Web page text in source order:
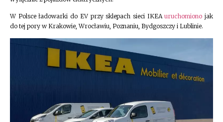
W Polsce ładowarki do EV przy sklepach sieci IKEAuruchomiono jak
do tej pory w Krakowie, Wrocławiu, Poznaniu, Bydgoszczy i Lublinie.